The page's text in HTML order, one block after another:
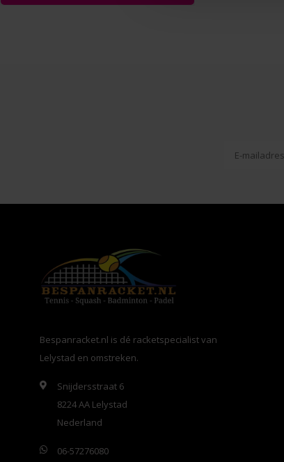
Bespanracket.nl is dé racketspecialist van
Lelystad en omstreken.
Snijdersstraat 6
8224 AA Lelystad
Nederland
06-57276080